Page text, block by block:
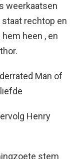
weerkaatsen
rechtop en
heen , en
Man of
stem